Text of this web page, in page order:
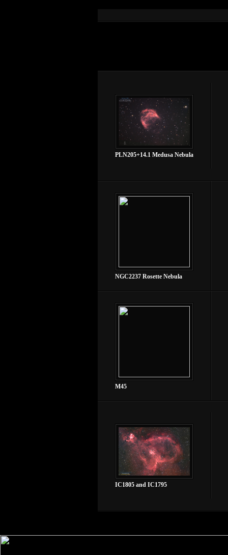
PLN205+14.1 Medusa Nebula
NGC2237 Rosette Nebula
M45
IC1805 and IC1795